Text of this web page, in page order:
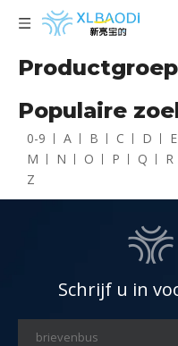
Productgroep
Populaire
0-9 A B C D E
M
N O P Q R
Z
Schrijf u in